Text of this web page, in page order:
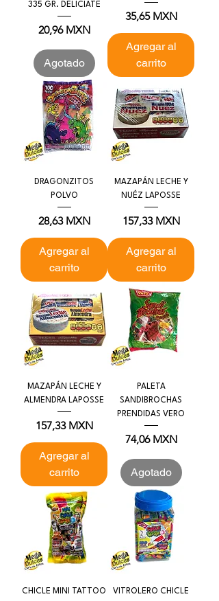
335 GR. DELICIATE
Precio
20,96 MXN
Agotado
Precio
35,65 MXN
Agregar al
carrito
DRAGONZITOS
POLVO
Precio
28,63 MXN
Agregar al
carrito
MAZAPÁN LECHE Y
NUÉZ LAPOSSE
Precio
157,33 MXN
Agregar al
carrito
MAZAPÁN LECHE Y
ALMENDRA LAPOSSE
Precio
157,33 MXN
Agregar al
carrito
PALETA
SANDIBROCHAS
PRENDIDAS VERO
Precio
74,06 MXN
Agotado
CHICLE MINI TATTOO
VITROLERO CHICLE